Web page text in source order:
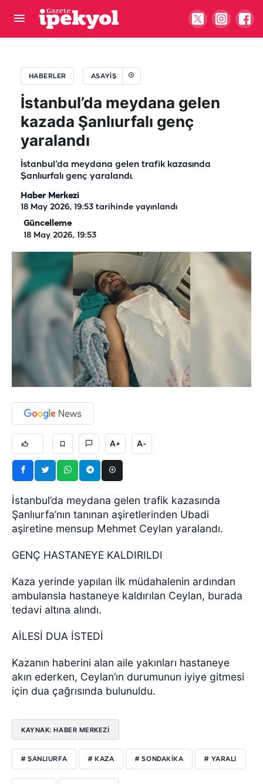
HABERLER ASAYIŞ
İstanbul’da meydana gelen
kazada Şanlıurfalı genç
yaralandı
İstanbul’da meydana gelen trafik kazasında
Şanlıurfalı genç yaralandı.
Haber Merkezi
18 May 2026, 19:53 tarihinde yayınlandı
Güncelleme
18 May 2026, 19:53
A+ A-
İstanbul’da meydana gelen trafik kazasında
Şanlıurfa’nın tanınan aşiretlerinden Ubadi
aşiretine mensup Mehmet Ceylan yaralandı.
GENÇ HASTANEYE KALDIRILDI
Kaza yerinde yapılan ilk müdahalenin ardından
ambulansla hastaneye kaldırılan Ceylan, burada
tedavi altına alındı.
AİLESİ DUA İSTEDİ
Kazanın haberini alan aile yakınları hastaneye
akın ederken, Ceylan’ın durumunun iyiye gitmesi
için dua çağrısında bulunuldu.
KAYNAK: HABER MERKEZİ
# ŞANLIURFA # KAZA # SONDAKIKA # YARALI
Cumhurbaşkanı Erdoğan'a suikast firarisinden